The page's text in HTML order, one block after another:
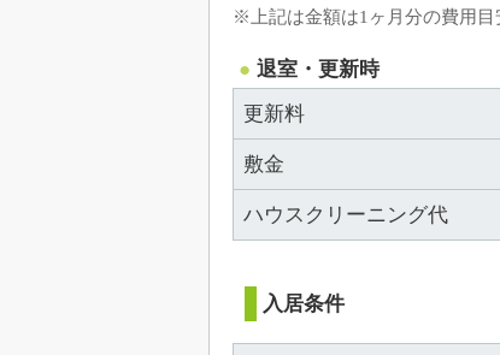
※上記は金額は1ヶ月分の費用目
退室・更新時
更新料
敷金
ハウスクリーニング代
入居条件